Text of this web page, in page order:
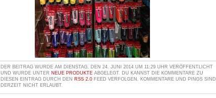
DER BEITRAG WURDE AM DIENSTAG, DEN 24. JUNI 2014 UM 11:29 UHR VERÖFFENTLICHT
UND WURDE UNTER NEUE PRODUKTE ABGELEGT. DU KANNST DIE KOMMENTARE ZU
DIESEN EINTRAG DURCH DEN RSS 2.0 FEED VERFOLGEN. KOMMENTARE UND PINGS SIND
DERZEIT NICHT ERLAUBT.